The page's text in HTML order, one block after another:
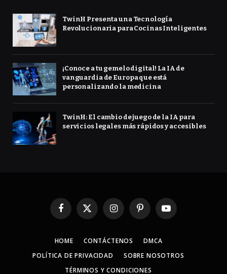
TwinH Presenta una Tecnología
Revolucionaria para Cocinas Inteligentes
¡Conoce a tu gemelo digital! La IA de
vanguardia de Europa que está
personalizando la medicina
TwinH: El cambio de juego de la IA para
servicios legales más rápidos y accesibles
Facebook
X
InstagramPinterestYouTube
HOME CONTÁCTENOS
DMCA
POLÍTICA DE PRIVACIDAD
SOBRE NOSOTROS
TÉRMINOS Y CONDICIONES